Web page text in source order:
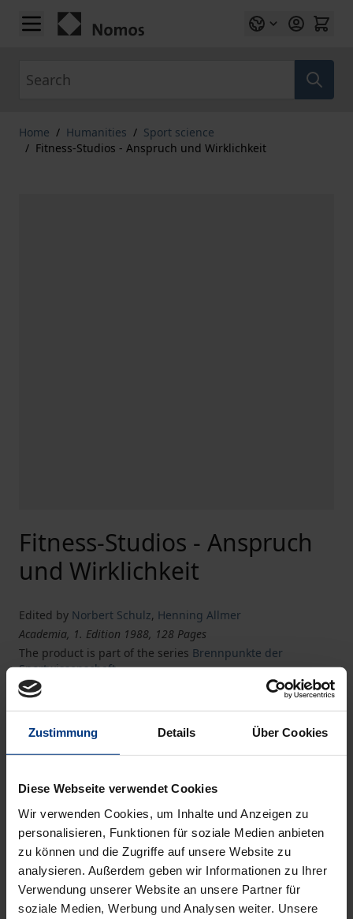
Zustimmung Details Über Cookies
Diese Webseite verwendet Cookies
Wir verwenden Cookies, um Inhalte und Anzeigen zu
personalisieren, Funktionen für soziale Medien anbieten
zu können und die Zugriffe auf unsere Website zu
analysieren. Außerdem geben wir Informationen zu Ihrer
Verwendung unserer Website an unsere Partner für
soziale Medien, Werbung und Analysen weiter. Unsere
Skip to Content
Home / Humanities / Sport science
/ Fitness-Studios - Anspruch und Wirklichkeit
Fitness-Studios - Anspruch
und Wirklichkeit
Edited by Norbert Schulz, Henning Allmer
Academia, 1. Edition 1988, 128 Pages
The product is part of the series Brennpunkte der
Sportwissenschaft
Book
€17.50
ISBN 978-3-88345-511-2
Add to Cart
Add to Wish List
Delivery cost notice